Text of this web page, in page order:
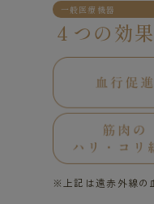
一般医療機器
４つの効
※上記は遠赤外線の